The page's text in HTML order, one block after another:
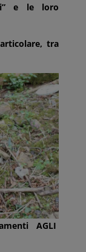
e le loro
tra
AGLI